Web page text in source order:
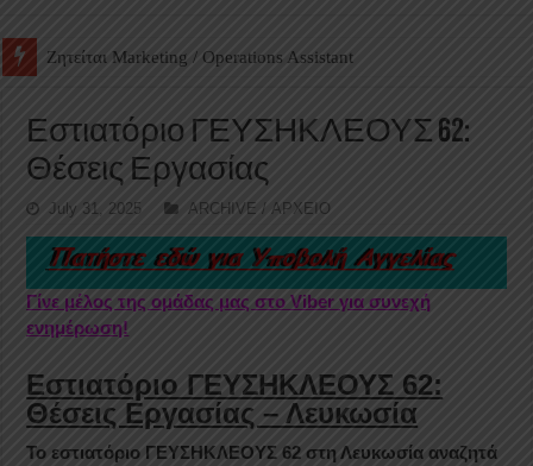
Ζητείται Βοηθός Αποθήκης σε Φαρμακείο
Εστιατόριο ΓΕΥΣΗΚΛΕΟΥΣ 62:
Θέσεις Εργασίας
July 31, 2025 ARCHIVE / ΑΡΧΕΙΟ
Γίνε μέλος της ομάδας μας στο Viber για συνεχή
ενημέρωση!
Εστιατόριο ΓΕΥΣΗΚΛΕΟΥΣ 62:
Θέσεις Εργασίας – Λευκωσία
Το εστιατόριο ΓΕΥΣΗΚΛΕΟΥΣ 62 στη Λευκωσία αναζητά